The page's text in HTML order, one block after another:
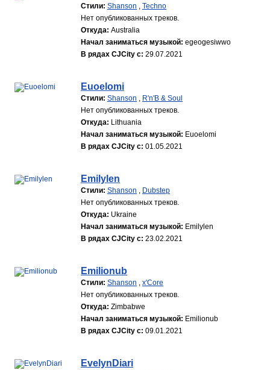
Стили: Shanson , Techno
Нет опубликованных треков.
Откуда: Australia
Начал заниматься музыкой: egeogesiwwo
В рядах CJCity с: 29.07.2021
Euoelomi
Стили: Shanson , R'n'B & Soul
Нет опубликованных треков.
Откуда: Lithuania
Начал заниматься музыкой: Euoelomi
В рядах CJCity с: 01.05.2021
Emilylen
Стили: Shanson , Dubstep
Нет опубликованных треков.
Откуда: Ukraine
Начал заниматься музыкой: Emilylen
В рядах CJCity с: 23.02.2021
Emilionub
Стили: Shanson , x'Core
Нет опубликованных треков.
Откуда: Zimbabwe
Начал заниматься музыкой: Emilionub
В рядах CJCity с: 09.01.2021
EvelynDiari